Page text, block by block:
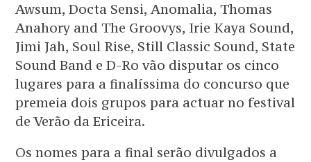
Awsum, Docta Sensi, Anomalia, Thomas
Anahory and The Groovys, Irie Kaya Sound,
Jimi Jah, Soul Rise, Still Classic Sound, State
Sound Band e D-Ro vão disputar os cinco
lugares para a finalíssima do concurso que
premeia dois grupos para actuar no festival
de Verão da Ericeira.
Os nomes para a final serão divulgados a